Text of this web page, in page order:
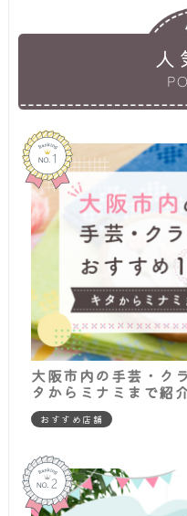
人
大阪市内の手芸・ク
タからミナミまで紹
おすすめ店舗